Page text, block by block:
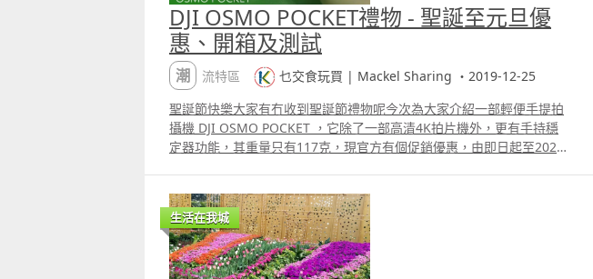
DJI OSMO POCKET禮物 - 聖誕至元旦優
惠、開箱及測試
潮流特區
乜交食玩買 | Mackel Sharing ・2019-12-25
聖誕節快樂大家有冇收到聖誕節禮物呢今次為大家介紹一部輕便手提拍
攝機 DJI OSMO POCKET ，它除了一部高清4K拍片機外，更有手持穩
定器功能，其重量只有117克，現官方有個促銷優惠，由即日起至2020
生活在我城